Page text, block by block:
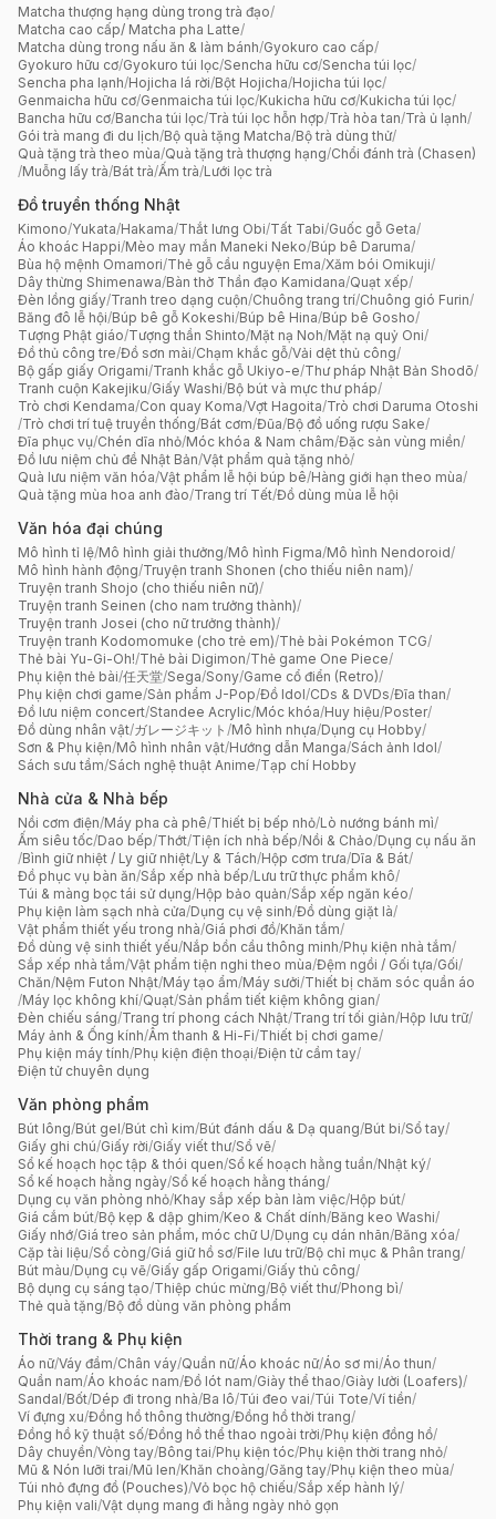
Matcha thượng hạng dùng trong trà đạo/
Matcha cao cấp/ Matcha pha Latte/
Matcha dùng trong nấu ăn & làm bánh/Gyokuro cao cấp/
Gyokuro hữu cơ/Gyokuro túi lọc/Sencha hữu cơ/Sencha túi lọc/
Sencha pha lạnh/Hojicha lá rời/Bột Hojicha/Hojicha túi lọc/
Genmaicha hữu cơ/Genmaicha túi lọc/Kukicha hữu cơ/Kukicha túi lọc/
Bancha hữu cơ/Bancha túi lọc/Trà túi lọc hỗn hợp/Trà hòa tan/Trà ủ lạnh/
Gói trà mang đi du lịch/Bộ quà tặng Matcha/Bộ trà dùng thử/
Quà tặng trà theo mùa/Quà tặng trà thượng hạng/Chổi đánh trà (Chasen)
/Muỗng lấy trà/Bát trà/Ấm trà/Lưới lọc trà
Đồ truyền thống Nhật
Kimono/Yukata/Hakama/Thắt lưng Obi/Tất Tabi/Guốc gỗ Geta/
Áo khoác Happi/Mèo may mắn Maneki Neko/Búp bê Daruma/
Bùa hộ mệnh Omamori/Thẻ gỗ cầu nguyện Ema/Xăm bói Omikuji/
Dây thừng Shimenawa/Bàn thờ Thần đạo Kamidana/Quạt xếp/
Đèn lồng giấy/Tranh treo dạng cuộn/Chuông trang trí/Chuông gió Furin/
Băng đô lễ hội/Búp bê gỗ Kokeshi/Búp bê Hina/Búp bê Gosho/
Tượng Phật giáo/Tượng thần Shinto/Mặt nạ Noh/Mặt nạ quỷ Oni/
Đồ thủ công tre/Đồ sơn mài/Chạm khắc gỗ/Vải dệt thủ công/
Bộ gấp giấy Origami/Tranh khắc gỗ Ukiyo-e/Thư pháp Nhật Bản Shodō/
Tranh cuộn Kakejiku/Giấy Washi/Bộ bút và mực thư pháp/
Trò chơi Kendama/Con quay Koma/Vợt Hagoita/Trò chơi Daruma Otoshi
/Trò chơi trí tuệ truyền thống/Bát cơm/Đũa/Bộ đồ uống rượu Sake/
Đĩa phục vụ/Chén dĩa nhỏ/Móc khóa & Nam châm/Đặc sản vùng miền/
Đồ lưu niệm chủ đề Nhật Bản/Vật phẩm quà tặng nhỏ/
Quà lưu niệm văn hóa/Vật phẩm lễ hội búp bê/Hàng giới hạn theo mùa/
Quà tặng mùa hoa anh đào/Trang trí Tết/Đồ dùng mùa lễ hội
Văn hóa đại chúng
Mô hình tỉ lệ/Mô hình giải thưởng/Mô hình Figma/Mô hình Nendoroid/
Mô hình hành động/Truyện tranh Shonen (cho thiếu niên nam)/
Truyện tranh Shojo (cho thiếu niên nữ)/
Truyện tranh Seinen (cho nam trưởng thành)/
Truyện tranh Josei (cho nữ trưởng thành)/
Truyện tranh Kodomomuke (cho trẻ em)/Thẻ bài Pokémon TCG/
Thẻ bài Yu-Gi-Oh!/Thẻ bài Digimon/Thẻ game One Piece/
Phụ kiện thẻ bài/任天堂/Sega/Sony/Game cổ điển (Retro)/
Phụ kiện chơi game/Sản phẩm J-Pop/Đồ Idol/CDs & DVDs/Đĩa than/
Đồ lưu niệm concert/Standee Acrylic/Móc khóa/Huy hiệu/Poster/
Đồ dùng nhân vật/ガレージキット /Mô hình nhựa/Dụng cụ Hobby/
Sơn & Phụ kiện/Mô hình nhân vật/Hướng dẫn Manga/Sách ảnh Idol/
Sách sưu tầm/Sách nghệ thuật Anime/Tạp chí Hobby
Nhà cửa & Nhà bếp
Nồi cơm điện/Máy pha cà phê/Thiết bị bếp nhỏ/Lò nướng bánh mì/
Ấm siêu tốc/Dao bếp/Thớt/Tiện ích nhà bếp/Nồi & Chảo/Dụng cụ nấu ăn
/Bình giữ nhiệt / Ly giữ nhiệt/Ly & Tách/Hộp cơm trưa/Dĩa & Bát/
Đồ phục vụ bàn ăn/Sắp xếp nhà bếp/Lưu trữ thực phẩm khô/
Túi & màng bọc tái sử dụng/Hộp bảo quản/Sắp xếp ngăn kéo/
Phụ kiện làm sạch nhà cửa/Dụng cụ vệ sinh/Đồ dùng giặt là/
Vật phẩm thiết yếu trong nhà/Giá phơi đồ/Khăn tắm/
Đồ dùng vệ sinh thiết yếu/Nắp bồn cầu thông minh/Phụ kiện nhà tắm/
Sắp xếp nhà tắm/Vật phẩm tiện nghi theo mùa/Đệm ngồi / Gối tựa/Gối/
Chăn/Nệm Futon Nhật/Máy tạo ẩm/Máy sưởi/Thiết bị chăm sóc quần áo
/Máy lọc không khí/Quạt/Sản phẩm tiết kiệm không gian/
Đèn chiếu sáng/Trang trí phong cách Nhật/Trang trí tối giản/Hộp lưu trữ/
Máy ảnh & Ống kính/Âm thanh & Hi-Fi/Thiết bị chơi game/
Phụ kiện máy tính/Phụ kiện điện thoại/Điện tử cầm tay/
Điện tử chuyên dụng
Văn phòng phẩm
Bút lông/Bút gel/Bút chì kim/Bút đánh dấu & Dạ quang/Bút bi/Sổ tay/
Giấy ghi chú/Giấy rời/Giấy viết thư/Sổ vẽ/
Sổ kế hoạch học tập & thói quen/Sổ kế hoạch hằng tuần/Nhật ký/
Sổ kế hoạch hằng ngày/Sổ kế hoạch hằng tháng/
Dụng cụ văn phòng nhỏ/Khay sắp xếp bàn làm việc/Hộp bút/
Giá cắm bút/Bộ kẹp & dập ghim/Keo & Chất dính/Băng keo Washi/
Giấy nhớ/Giá treo sản phẩm, móc chữ U/Dụng cụ dán nhãn/Băng xóa/
Cặp tài liệu/Sổ còng/Giá giữ hồ sơ/File lưu trữ/Bộ chỉ mục & Phân trang/
Bút màu/Dụng cụ vẽ/Giấy gấp Origami/Giấy thủ công/
Bộ dụng cụ sáng tạo/Thiệp chúc mừng/Bộ viết thư/Phong bì/
Thẻ quà tặng/Bộ đồ dùng văn phòng phẩm
Thời trang & Phụ kiện
Áo nữ/Váy đầm/Chân váy/Quần nữ/Áo khoác nữ/Áo sơ mi/Áo thun/
Quần nam/Áo khoác nam/Đồ lót nam/Giày thể thao/Giày lười (Loafers)/
Sandal/Bốt/Dép đi trong nhà/Ba lô/Túi đeo vai/Túi Tote/Ví tiền/
Ví đựng xu/Đồng hồ thông thường/Đồng hồ thời trang/
Đồng hồ kỹ thuật số/Đồng hồ thể thao ngoài trời/Phụ kiện đồng hồ/
Dây chuyền/Vòng tay/Bông tai/Phụ kiện tóc/Phụ kiện thời trang nhỏ/
Mũ & Nón lưỡi trai/Mũ len/Khăn choàng/Găng tay/Phụ kiện theo mùa/
Túi nhỏ đựng đồ (Pouches)/Vỏ bọc hộ chiếu/Sắp xếp hành lý/
Phụ kiện vali/Vật dụng mang đi hằng ngày nhỏ gọn